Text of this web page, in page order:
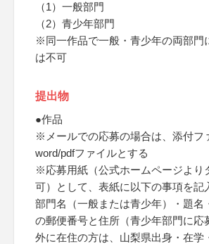
（1）一般部門
（2）青少年部門
※同一作品で一般・青少年の両部門
は不可
提出物
●作品
※メールでの応募の場合は、添付フ
word/pdfファイルとする
※応募用紙（公式ホームページより
可）として、表紙に以下の事項を記
部門名（一般または青少年）・題名
の郵便番号と住所（青少年部門に応
外に在住の方は、山梨県出身・在学